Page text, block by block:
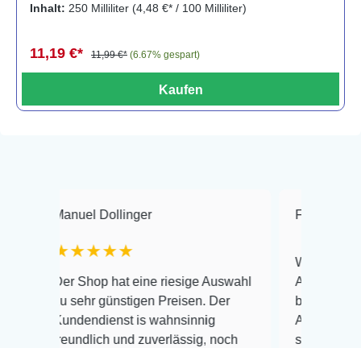
Inhalt: 250 Milliliter (4,48 €* / 100 Milliliter)
11,19 €* 11,99 €* (6.67% gespart)
Kaufen
Dollinger
Shop hat eine riesige Auswahl
günstigen Preisen. Der
is wahnsinnig
und zuverlässig, noch
Frank Hackmayer
Warenanlieferung Top
Auswahl plus
befinden der Fische
Alles ist quick
super Zustand. Gerne